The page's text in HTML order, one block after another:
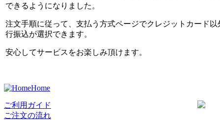
できるようになりました。
注文手順に従って、支払う方式ページでクレジットカード以
行振込が選択できます。
安心してサービスをお楽しみ頂けます。
Home
ご利用ガイド
ご注文の流れ